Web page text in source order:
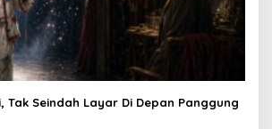
Tak Seindah Layar Di Depan Panggung